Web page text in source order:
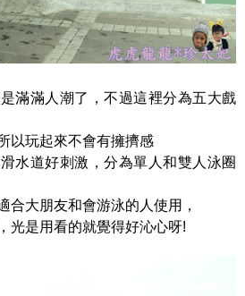
滿滿人潮了，不過這裡分為五大戲
以玩起來不會有擁擠感
水道好刺激，分為單人和雙人泳圈
合大朋友和會游泳的人使用，
光是用看的就覺得好沁心呀!